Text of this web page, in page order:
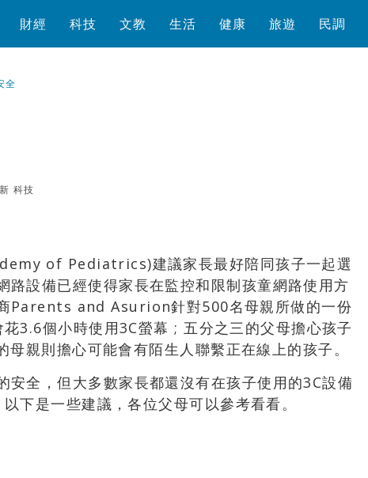
財經 科技 文教 生活 健康 旅遊 民調
全
科技
of Pediatrics)建議家長最好陪同孩子一起選
路設備已經使得家長在監控和限制孩童網路使用方
Parents and Asurion針對500名母親所做的一份
3.6個小時使用3C螢幕 ; 五分之三的父母擔心孩子
親則擔心可能會有陌生人聯繫正在線上的孩子。
安全，但大多數家長都還沒有在孩子使用的3C設備
下是一些建議，各位父母可以參考看看。